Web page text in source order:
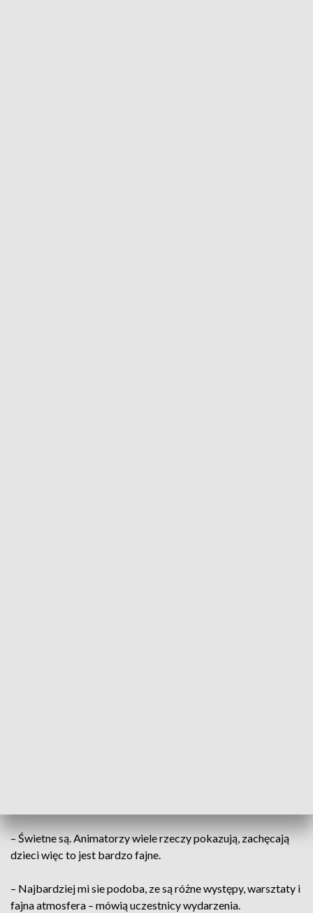
– Świetne są. Animatorzy wiele rzeczy pokazują, zachęcają
dzieci więc to jest bardzo fajne.
– Najbardziej mi sie podoba, ze są różne występy, warsztaty i
fajna atmosfera – mówią uczestnicy wydarzenia.